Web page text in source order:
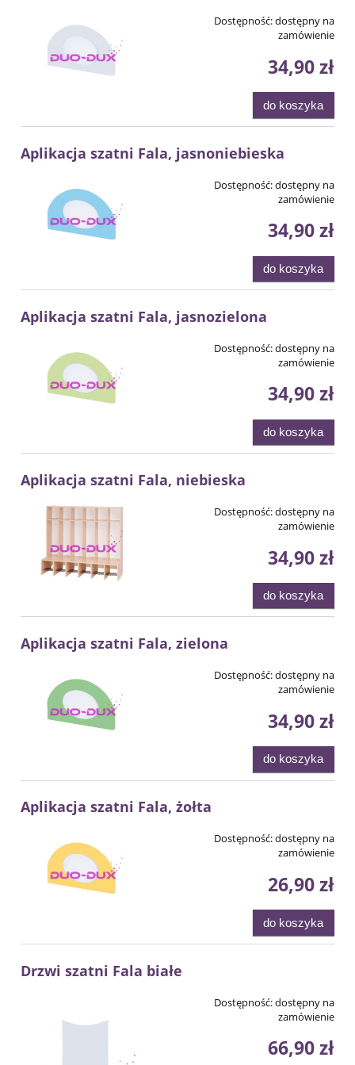
Dostępność:dostępny na
zamówienie
34,90 zł
do koszyka
Aplikacja szatni Fala, jasnoniebieska
Dostępność:dostępny na
zamówienie
34,90 zł
do koszyka
Aplikacja szatni Fala, jasnozielona
Dostępność:dostępny na
zamówienie
34,90 zł
do koszyka
Aplikacja szatni Fala, niebieska
Dostępność:dostępny na
zamówienie
34,90 zł
do koszyka
Aplikacja szatni Fala, zielona
Dostępność:dostępny na
zamówienie
34,90 zł
do koszyka
Aplikacja szatni Fala, żołta
Dostępność:dostępny na
zamówienie
26,90 zł
do koszyka
Drzwi szatni Fala białe
Dostępność:dostępny na
zamówienie
66,90 zł